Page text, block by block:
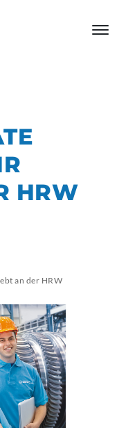
HRW
an der HRW